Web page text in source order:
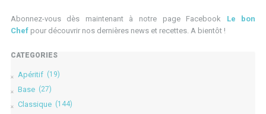
Abonnez-vous dès maintenant à notre page Facebook Le bon
Chef pour découvrir nos dernières news et recettes. A bientôt !
CATÉGORIES
Apéritif (19)
Base (27)
Classique (144)